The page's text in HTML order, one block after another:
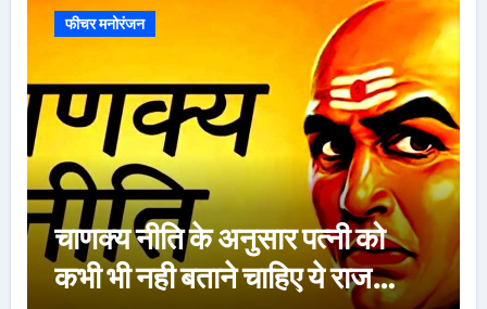
फीचर मनोरंजन
ऐसे 100 बार मरूंगी, मेरी वजह से
बची लाखों महिलाओं की जान : पूनम
पांडेय